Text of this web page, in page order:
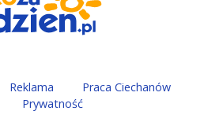
Reklama
Praca Ciechanów
Prywatność